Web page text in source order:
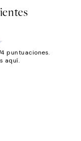
puntuaciones.
aquí.